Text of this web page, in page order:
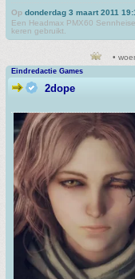
Op donderdag 3 maart 2011
Een Headmax PMX60
keren gebruikt.
•
Eindredactie Games
2dope